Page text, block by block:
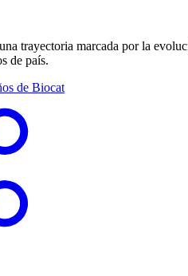
trayectoria marcada por la
de país.
de Biocat